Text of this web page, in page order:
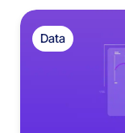
Data